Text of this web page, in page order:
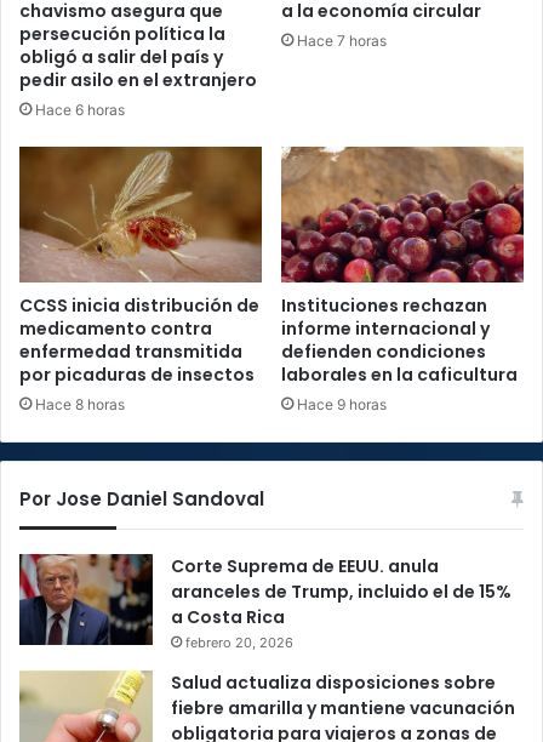
chavismo asegura que
persecución política la
obligó a salir del país y
pedir asilo en el extranjero
Hace 6 horas
a la economía circular
Hace 7 horas
CCSS inicia distribución de
medicamento contra
enfermedad transmitida
por picaduras de insectos
Hace 8 horas
Instituciones rechazan
informe internacional y
defienden condiciones
laborales en la caficultura
Hace 9 horas
Por Jose Daniel Sandoval
Corte Suprema de EEUU. anula
aranceles de Trump, incluido el de 15%
a Costa Rica
febrero 20, 2026
Salud actualiza disposiciones sobre
fiebre amarilla y mantiene vacunación
obligatoria para viajeros a zonas de